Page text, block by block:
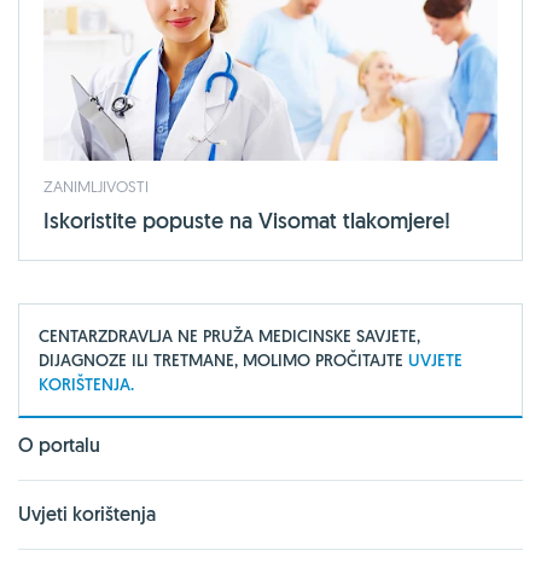
ZANIMLJIVOSTI
Iskoristite popuste na Visomat tlakomjere!
CENTARZDRAVLJA NE PRUŽA MEDICINSKE SAVJETE,
DIJAGNOZE ILI TRETMANE, MOLIMO PROČITAJTE UVJETE
KORIŠTENJA.
O portalu
Uvjeti korištenja